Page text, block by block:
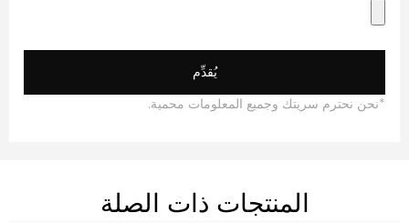
نحترم سريتك وجميع المعلومات محمية.
المنتجات ذات الصلة